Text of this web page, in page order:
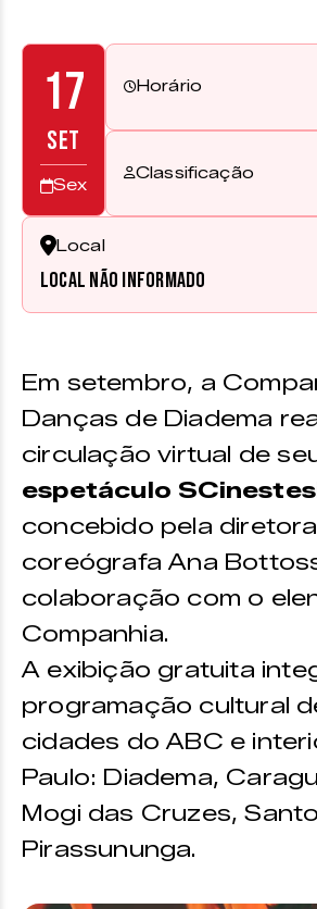
17
SET
Sex
Horário
Classificação
Local
Local não informado
Em setembro, a
Danças de Diadema
circulação virtual de
espetáculo
concebido pela
coreógrafa Ana
colaboração com o
Companhia.
A exibição gratuita
programação cultural
cidades do ABC e
Paulo: Diadema,
Mogi das Cruzes,
Pirassununga.